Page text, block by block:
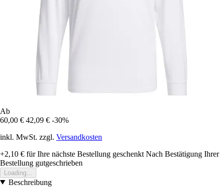
Ab
60,00 € 42,09 € -30%
inkl. MwSt. zzgl. Versandkosten
+2,10 € für Ihre nächste Bestellung geschenkt Nach Bestätigung Ihrer
Bestellung gutgeschrieben
Loading...
Beschreibung